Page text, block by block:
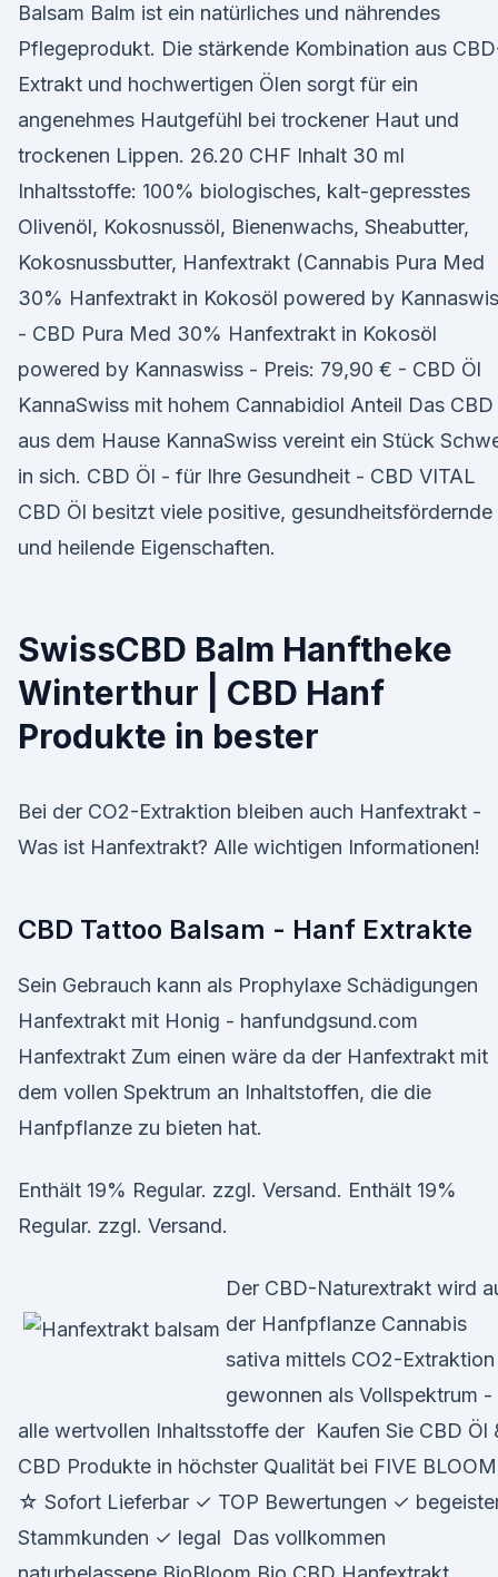
Balsam Balm ist ein natürliches und nährendes
Pflegeprodukt. Die stärkende Kombination aus
Extrakt und hochwertigen Ölen sorgt für ein
angenehmes Hautgefühl bei trockener Haut und
trockenen Lippen. 26.20 CHF Inhalt 30 ml
Inhaltsstoffe: 100% biologisches, kalt-gepresstes
Olivenöl, Kokosnussöl, Bienenwachs, Sheabutter,
Kokosnussbutter, Hanfextrakt (Cannabis Pura Med
30% Hanfextrakt in Kokosöl powered by
- CBD Pura Med 30% Hanfextrakt in Kokosöl
powered by Kannaswiss - Preis: 79,90 € - CBD Öl
KannaSwiss mit hohem Cannabidiol Anteil Das CBD
aus dem Hause KannaSwiss vereint ein Stück
in sich. CBD Öl - für Ihre Gesundheit - CBD VITAL
CBD Öl besitzt viele positive, gesundheitsfördernde
und heilende Eigenschaften.
SwissCBD Balm Hanftheke
Winterthur | CBD Hanf
Produkte in bester
Bei der CO2-Extraktion bleiben auch Hanfextrakt -
Was ist Hanfextrakt? Alle wichtigen Informationen!
CBD Tattoo Balsam - Hanf Extrakte
Sein Gebrauch kann als Prophylaxe Schädigungen
Hanfextrakt mit Honig - hanfundgsund.com
Hanfextrakt Zum einen wäre da der Hanfextrakt mit
dem vollen Spektrum an Inhaltstoffen, die die
Hanfpflanze zu bieten hat.
Enthält 19% Regular. zzgl. Versand. Enthält 19%
Regular. zzgl. Versand.
Der CBD-Naturextrakt wird
der Hanfpflanze Cannabis
sativa mittels CO2-Extraktion
gewonnen als Vollspektrum -
alle wertvollen Inhaltsstoffe der Kaufen Sie CBD Öl
CBD Produkte in höchster Qualität bei FIVE BLOOM
☆ Sofort Lieferbar ✓ TOP Bewertungen ✓
Stammkunden ✓ legal Das vollkommen